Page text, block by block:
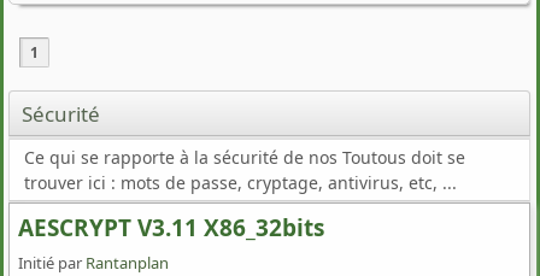
1
Sécurité
Ce qui se rapporte à la sécurité de nos Toutous doit se
trouver ici : mots de passe, cryptage, antivirus, etc, ...
AESCRYPT V3.11 X86_32bits
Initié par Rantanplan